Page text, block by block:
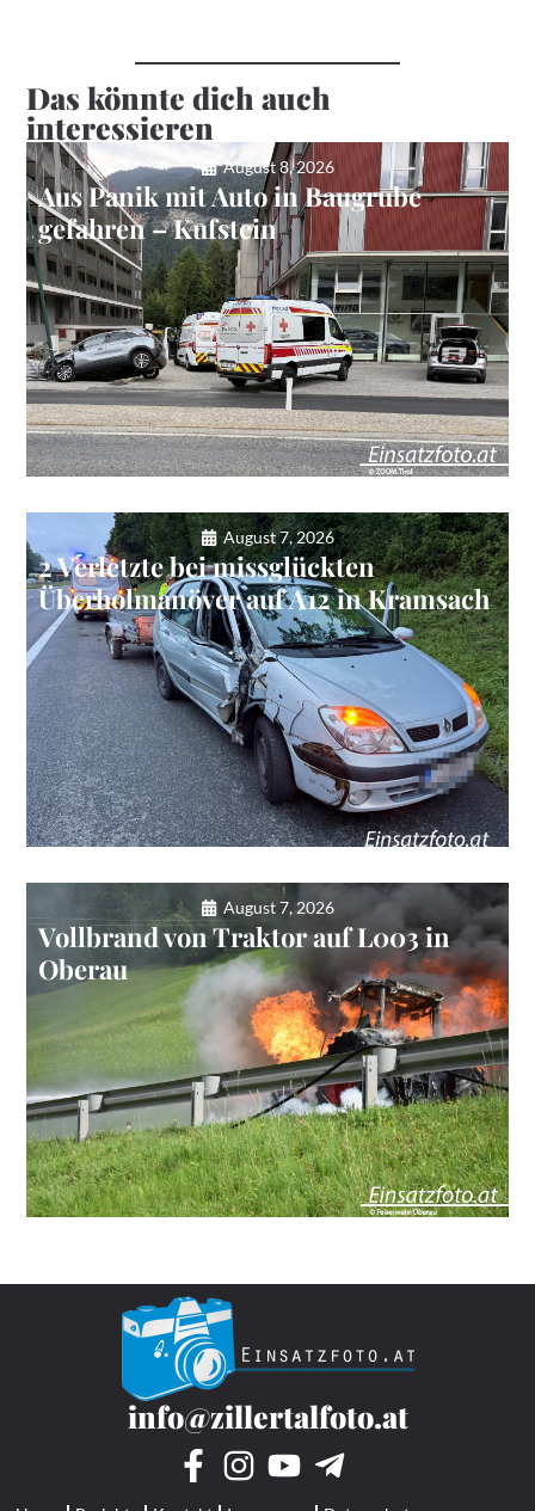
Das könnte dich auch
interessieren
August 8, 2026
Aus Panik mit Auto in Baugrube
gefahren – Kufstein
August 7, 2026
2 Verletzte bei missglückten
Überholmanöver auf A12 in Kramsach
August 7, 2026
Vollbrand von Traktor auf L003 in
Oberau
info@zillertalfoto.at